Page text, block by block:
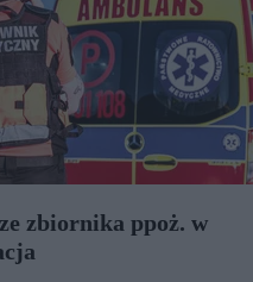
zbiornika ppoż. w